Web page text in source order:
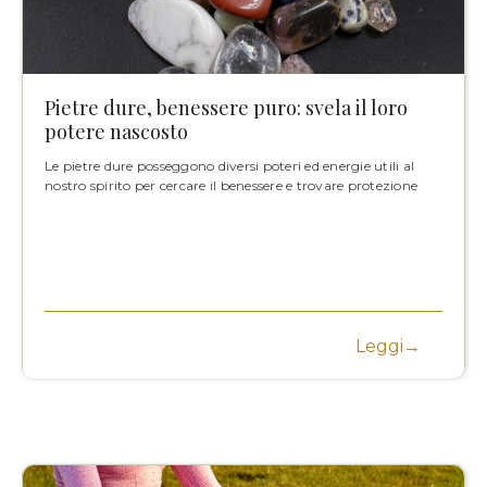
Pietre dure, benessere puro: svela il loro
potere nascosto
Le pietre dure posseggono diversi poteri ed energie utili al
nostro spirito per cercare il benessere e trovare protezione
Leggi→